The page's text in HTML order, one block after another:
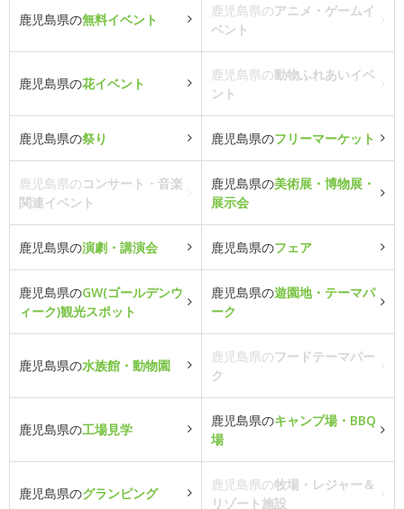
鹿児島県の無料イベント
鹿児島県のアニメ・ゲームイ
ベント
鹿児島県の花イベント
鹿児島県の動物ふれあいイベ
ント
鹿児島県の祭り 鹿児島県のフリーマーケット
鹿児島県のコンサート・音楽
関連イベント
鹿児島県の美術展・博物展・
展示会
鹿児島県の演劇・講演会 鹿児島県のフェア
鹿児島県のGW(ゴールデンウ
ィーク)観光スポット
鹿児島県の遊園地・テーマパ
ーク
鹿児島県の水族館・動物園
鹿児島県のフードテーマパー
ク
鹿児島県の工場見学
鹿児島県のキャンプ場・BBQ
場
鹿児島県のグランピング
鹿児島県の牧場・レジャー＆
リゾート施設